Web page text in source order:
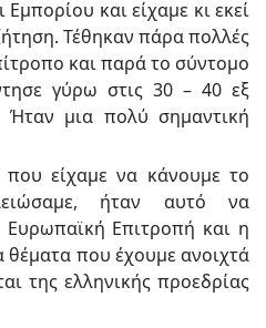
και είχαμε κι εκεί
Τέθηκαν πάρα πολλές
και παρά το σύντομο
γύρω στις 30 – 40 εξ
μια πολύ σημαντική
είχαμε να κάνουμε το
ήταν αυτό να
Επιτροπή και η
θέματα που έχουμε ανοιχτά
της ελληνικής προεδρίας